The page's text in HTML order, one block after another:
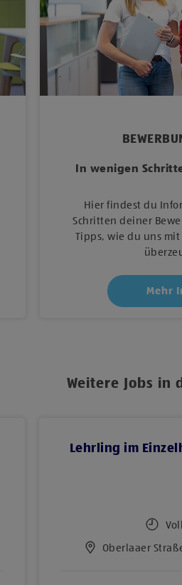
In wenigen
Hier findest du
Schritten deiner
Tipps, wie du uns
Mehr
Weitere Jobs in
Lehrling im
Oberlaaer